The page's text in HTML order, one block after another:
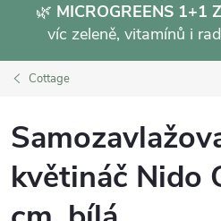
🌿 MICROGREENS 1+1
víc zeleně, vitamínů i
Cottage
květináč Nido